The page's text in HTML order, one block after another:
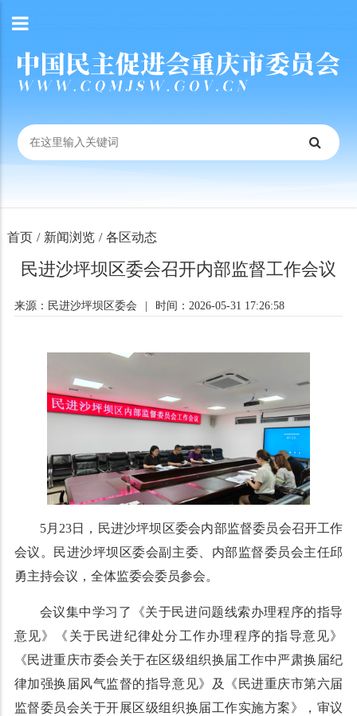
首页 / 新闻浏览 / 各区动态
民进沙坪坝区委会召开内部监督工作会议
来源：民进沙坪坝区委会 时间：2026-05-31 17:26:58
5月23日，民进沙坪坝区委会内部监督委员会召开工作
会议。民进沙坪坝区委会副主委、内部监督委员会主任邱
勇主持会议，全体监委会委员参会。
会议集中学习了《关于民进问题线索办理程序的指导
意见》《关于民进纪律处分工作办理程序的指导意见》
《民进重庆市委会关于在区级组织换届工作中严肃换届纪
律加强换届风气监督的指导意见》及《民进重庆市第六届
监督委员会关于开展区级组织换届工作实施方案》，审议